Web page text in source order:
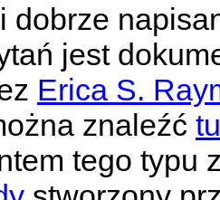
dobrze
jest
Erica S.
znaleźć
tego typu